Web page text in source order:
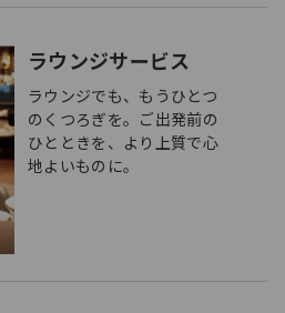
ラウンジサービス
ラウンジでも、もうひとつ
のくつろぎを。ご出発前の
ひとときを、より上質で心
地よいものに。